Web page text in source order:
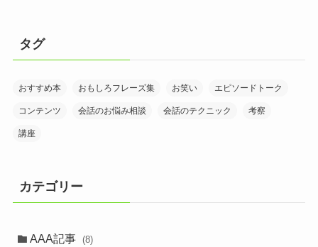
タグ
おすすめ本 おもしろフレーズ集 お笑い エピソードトーク
コンテンツ 会話のお悩み相談 会話のテクニック 考察
講座
カテゴリー
AAA記事 (8)